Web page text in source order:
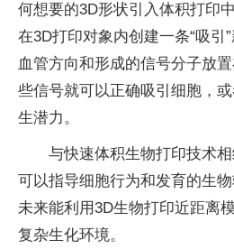
何想要的3D形状引入体积打印
在3D打印对象内创建一条“吸引
血管方向和形成的信号分子放
些信号就可以正确吸引细胞，
生潜力。
与快速体积生物打印技术
可以指导细胞行为和发育的生
未来能利用3D生物打印近距离
复杂生化环境。